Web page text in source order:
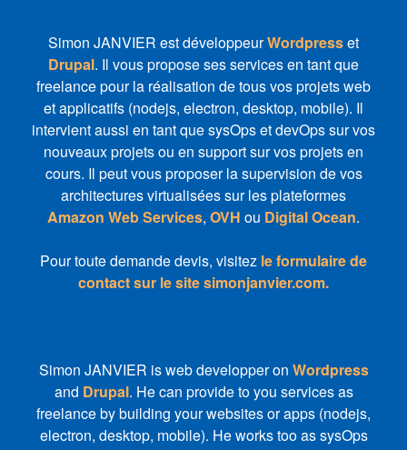
Simon JANVIER est développeurWordpresset
Drupal. Il vous propose ses services en tant que
freelance pour la réalisation de tous vos projets web
et applicatifs (nodejs, electron, desktop, mobile). Il
intervient aussi en tant que sysOps et devOps sur vos
nouveaux projets ou en support sur vos projets en
cours. Il peut vous proposer la supervision de vos
architectures virtualisées sur les plateformes
Amazon Web Services, OVH ou Digital Ocean.
Pour toute demande devis, visitez le formulaire de
contact sur le site simonjanvier.com.
Simon JANVIER is web developper on Wordpress
and Drupal. He can provide to you services as
freelance by building your websites or apps (nodejs,
electron, desktop, mobile). He works too as sysOps